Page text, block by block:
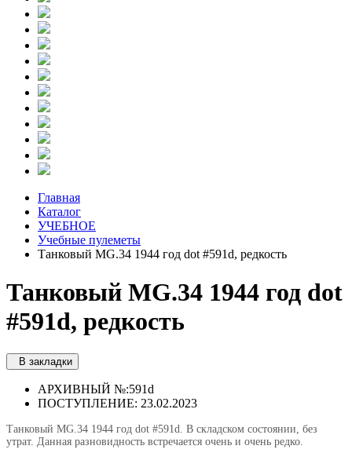
Главная
Каталог
УЧЕБНОЕ
Учебные пулеметы
Танковый MG.34 1944 год dot #591d, редкость
Танковый MG.34 1944 год dot
#591d, редкость
В закладки
АРХИВНЫЙ №:591d
ПОСТУПЛЕНИЕ: 23.02.2023
Танковый MG.34 1944 год dot #591d. В складском состоянии, без
утрат. Данная разновидность встречается очень и очень редко.